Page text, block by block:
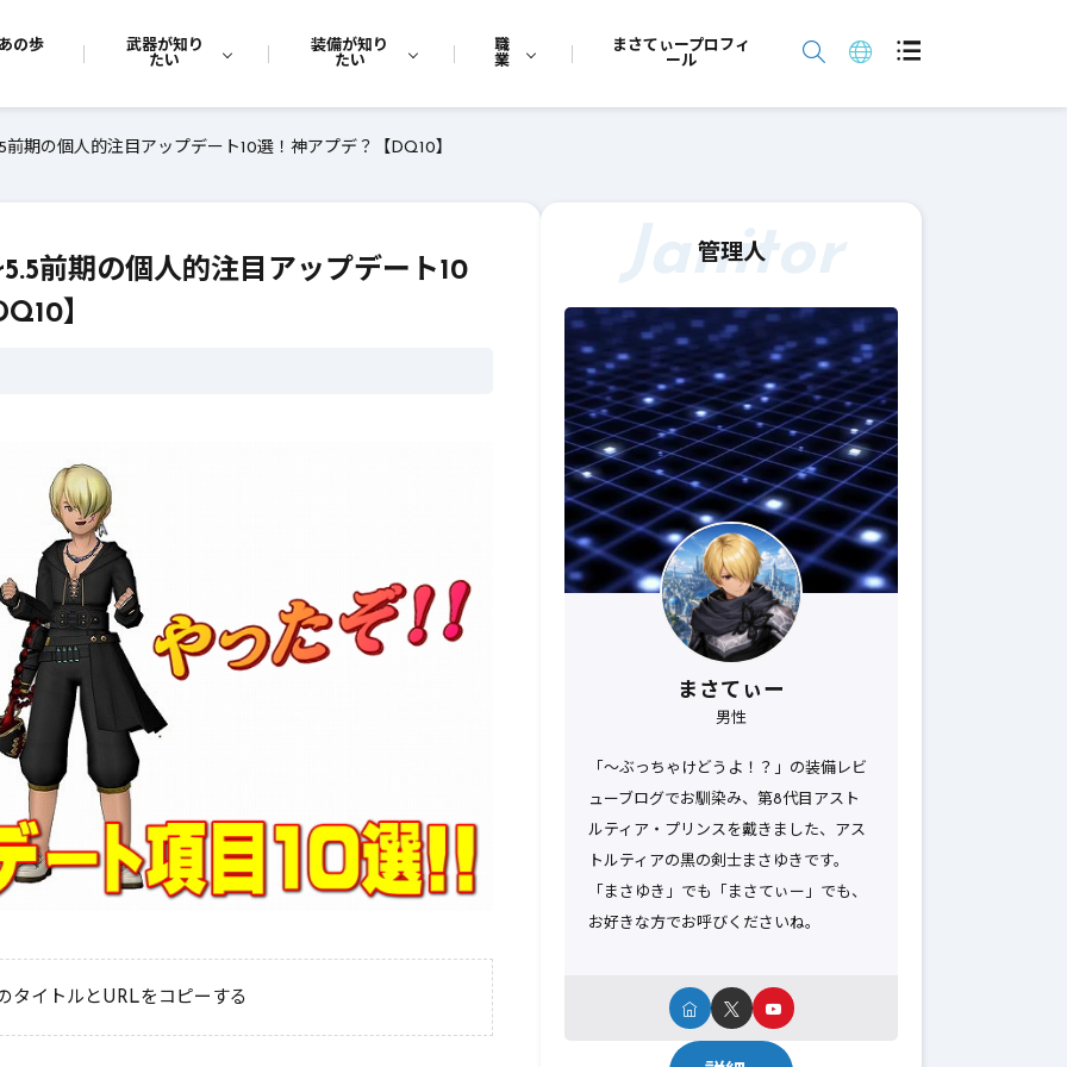
の歩
武器が知り
たい
装備が知り
たい
職
業
まさてぃープロフィ
ール
前期の個人的注目アップデート10選！神アプデ？【DQ10】
前期の個人的注目アップデート10
】
タイトルとURLをコピーする
管理人
Janitor
まさてぃー
男性
「～ぶっちゃけどうよ！？」の装備レビ
ューブログでお馴染み、第8代目アスト
ルティア・プリンスを戴きました、アス
トルティアの黒の剣士まさゆきです。
「まさゆき」でも「まさてぃー」でも、
お好きな方でお呼びくださいね。